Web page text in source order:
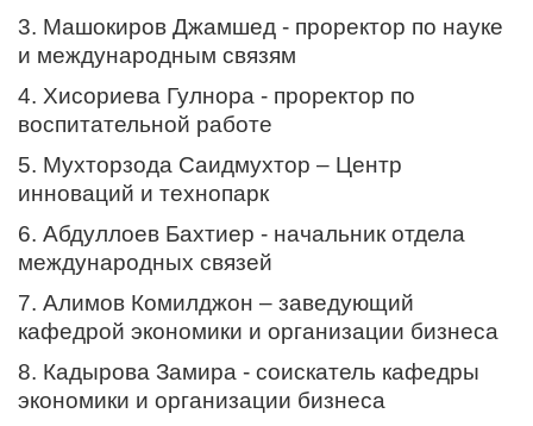
3. Машокиров Джамшед - проректор по науке
и международным связям
4. Хисориева Гулнора - проректор по
воспитательной работе
5. Мухторзода Саидмухтор – Центр
инноваций и технопарк
6. Абдуллоев Бахтиер - начальник отдела
международных связей
7. Алимов Комилджон – заведующий
кафедрой экономики и организации бизнеса
8. Кадырова Замира - соискатель кафедры
экономики и организации бизнеса